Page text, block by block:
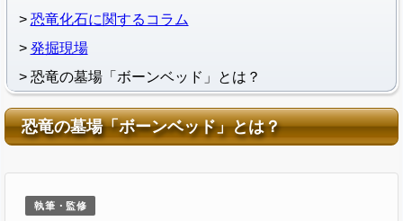
恐竜化石に関するコラム
発掘現場
恐竜の墓場「ボーンベッド」とは？
恐竜の墓場「ボーンベッド」とは？
執筆・監修